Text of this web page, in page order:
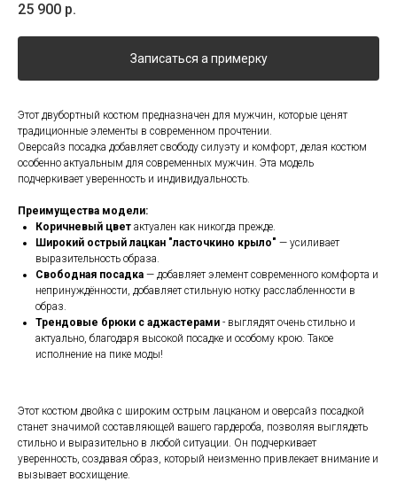
25 900 р.
Записаться а примерку
Этот двубортный костюм предназначен для мужчин, которые ценят
традиционные элементы в современном прочтении.
Оверсайз посадка добавляет свободу силуэту и комфорт, делая костюм
особенно актуальным для современных мужчин. Эта модель
подчеркивает уверенность и индивидуальность.
Преимущества модели:
Коричневый цвет актуален как никогда прежде.
Широкий острый лацкан "ласточкино крыло" — усиливает
выразительность образа.
Свободная посадка — добавляет элемент современного комфорта и
непринуждённости, добавляет стильную нотку расслабленности в
образ.
Трендовые брюки с аджастерами - выглядят очень стильно и
актуально, благодаря высокой посадке и особому крою. Такое
исполнение на пике моды!
Этот костюм двойка с широким острым лацканом и оверсайз посадкой
станет значимой составляющей вашего гардероба, позволяя выглядеть
стильно и выразительно в любой ситуации. Он подчеркивает
уверенность, создавая образ, который неизменно привлекает внимание и
вызывает восхищение.